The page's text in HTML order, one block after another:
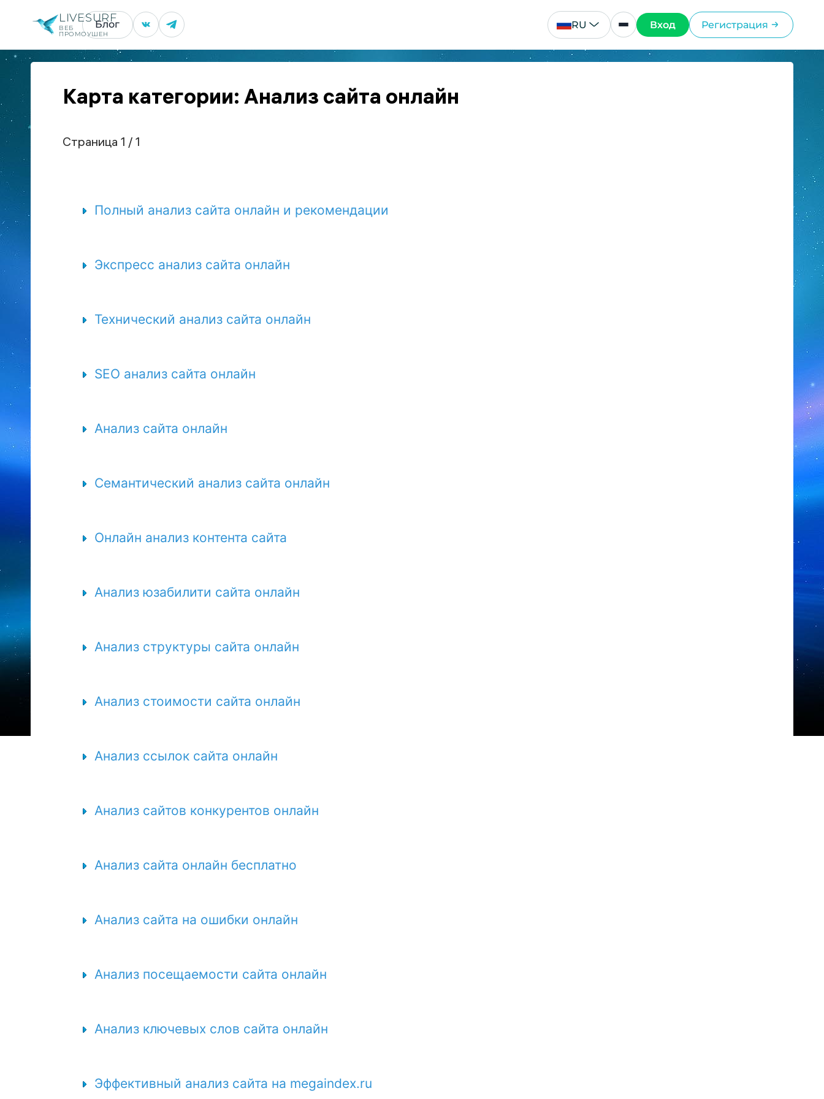
LIVESURF
ВЕБ
ПРОМОУШЕН
Блог RU Вход Регистрация
Карта категории: Анализ сайта онлайн
Страница 1 / 1
Полный анализ сайта онлайн и рекомендации
Экспресс анализ сайта онлайн
Технический анализ сайта онлайн
SEO анализ сайта онлайн
Анализ сайта онлайн
Семантический анализ сайта онлайн
Онлайн анализ контента сайта
Анализ юзабилити сайта онлайн
Анализ структуры сайта онлайн
Анализ стоимости сайта онлайн
Анализ ссылок сайта онлайн
Анализ сайтов конкурентов онлайн
Анализ сайта онлайн бесплатно
Анализ сайта на ошибки онлайн
Анализ посещаемости сайта онлайн
Анализ ключевых слов сайта онлайн
Эффективный анализ сайта на megaindex.ru